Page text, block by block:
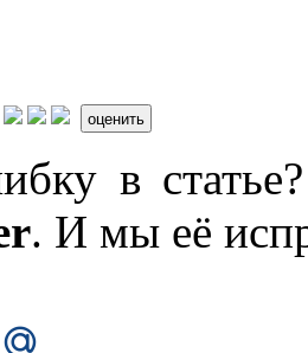
оценить
в
. И мы её